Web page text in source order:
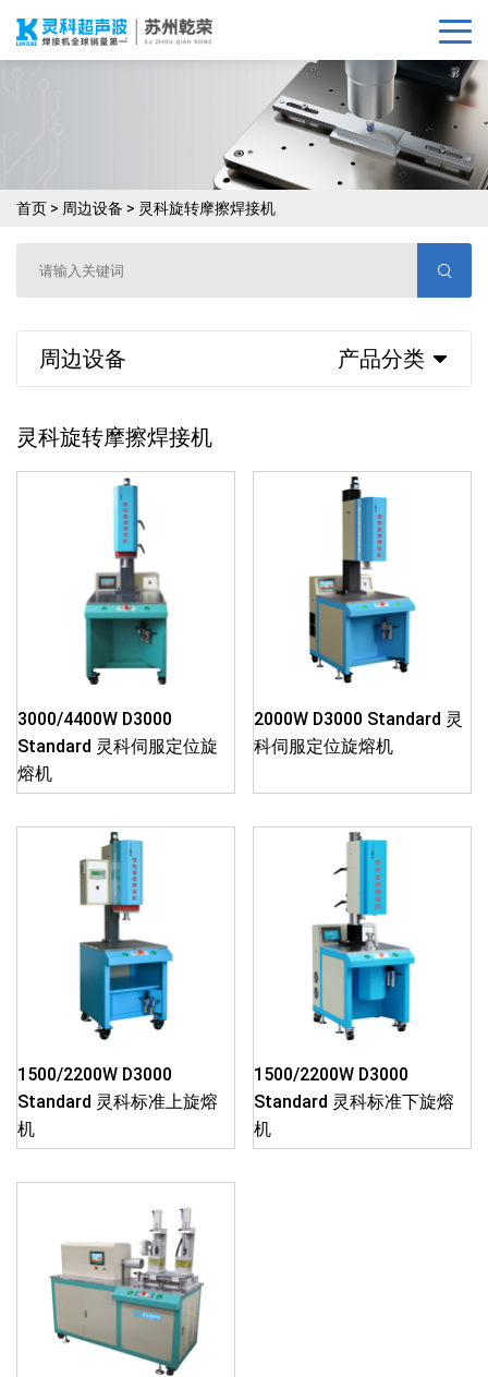
首页 > 周边设备 > 灵科旋转摩擦焊接机
周边设备 产品分类
灵科旋转摩擦焊接机
3000/4400W D3000
Standard 灵科伺服定位旋
熔机
2000W D3000 Standard 灵
科伺服定位旋熔机
1500/2200W D3000
Standard 灵科标准上旋熔
机
1500/2200W D3000
Standard 灵科标准下旋熔
机